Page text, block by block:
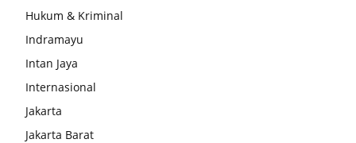
Hukum & Kriminal
Indramayu
Intan Jaya
Internasional
Jakarta
Jakarta Barat